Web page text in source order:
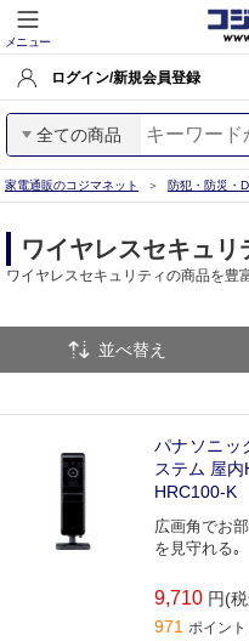
メニュー
ログイン/新規会員登録
全ての商品
家電通販のコジマネット 防犯・防災・
ワイヤレスセキュリ
ワイヤレスセキュリティの商品を豊
並べ替え
パナソニ
ステム 屋
HRC100-K
広画角でお
を見守れる｡
9,710 円(
971 ポイン